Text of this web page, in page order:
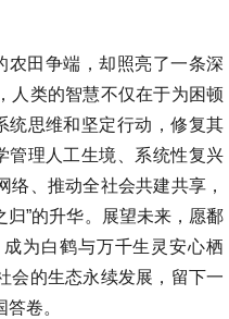
农田争端，却照亮了一条深
人类的智慧不仅在于为困顿
统思维和坚定行动，修复其
管理人工生境、系统性复兴
络、推动全社会共建共享，
归”的升华。展望未来，愿鄱
为白鹤与万千生灵安心栖
会的生态永续发展，留下一
卷。